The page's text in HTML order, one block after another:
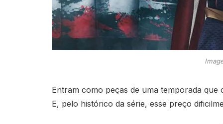
Entram como peças de uma temporada
E, pelo histórico da série, esse preço